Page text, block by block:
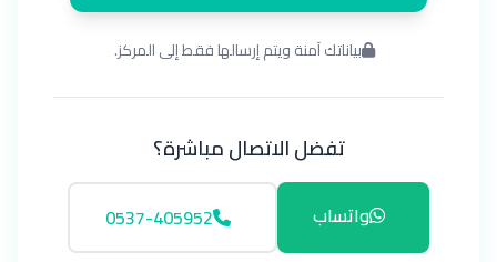
بياناتك آمنة ويتم إرسالها فقط إلى المركز.
تفضل الاتصال مباشرة؟
‎0537-405952‎ واتساب